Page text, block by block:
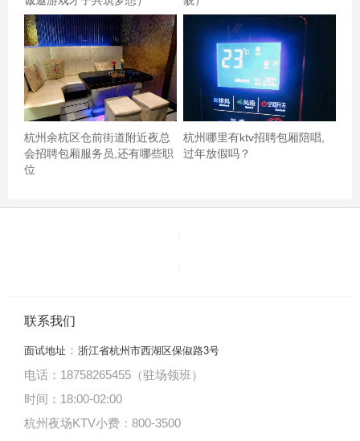
杭州余杭区仓前街道附近夜总
会招聘包厢服务员,还有哪些职
位
杭州哪里有ktv招聘包厢陪唱,
过年放假吗？
联系我们
面试地址 ： 浙江省杭州市西湖区保俶路3号
电话：18758265455（驻场领班）
时间：18:00-02:00
杭州夜场KTV小费：800-3500